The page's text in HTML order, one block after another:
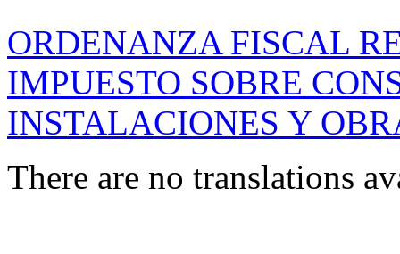
ORDENANZA FISCAL
IMPUESTO SOBRE
INSTALACIONES Y
There are no translations